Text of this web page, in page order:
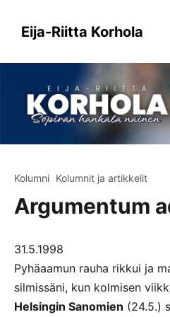
sisältöönEija-Riitta Korhola
Kolumni Kolumnit ja artikkelit
Argumentum
31.5.1998
Pyhäaamun rauha rikkui ja
silmissäni, kun kolmisen
Helsingin Sanomien (24.5.)